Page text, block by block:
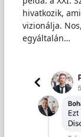
hivatkozik,
vizionálja.
egyáltalán…